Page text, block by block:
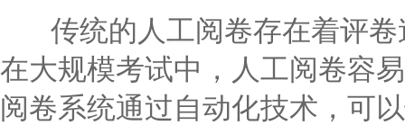
传统的人工阅卷存在着评卷
在大规模考试中，人工阅卷容
阅卷系统通过自动化技术，可